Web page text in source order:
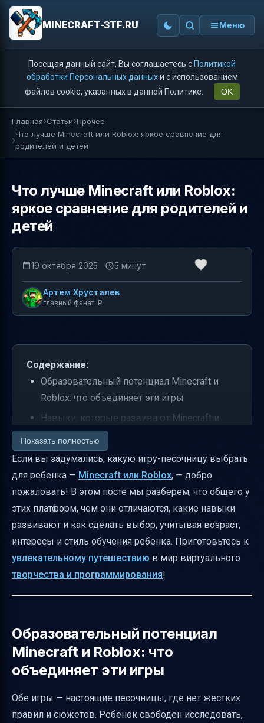
MINECRAFT-3TF.RU Меню
Посещая данный сайт, Вы соглашаетесь с Политикой
обработки Персональных данныхи с использованием
файлов cookie, указанных в данной Политике.
OK
Главная Статьи Прочее
Что лучше Minecraft или Roblox: яркое сравнение для
родителей и детей
Что лучше Minecraft или Roblox:
яркое сравнение для родителей и
детей
19 октября 2025 5 минут
Артем Хрусталев
главный фанат :P
Содержание:
Образовательный потенциал Minecraft и
Roblox: что объединяет эти игры
Навыки, которые развивают Minecraft и
Roblox: сходства и различия
Возраст, интересы и стиль обучения: как
выбрать игру
Особенности геймплея Roblox, которые
важны родителям
Особенности геймплея Minecraft для
творческого и проблемно-решательного
обучения
Различия в образовательной ценности для
коммуникации, кооперации и
Безопасность и родительский контроль: что
важно знать
Риски покупок и монетизации
Практические проекты для учебы на базе
Показать полностью
Если вы задумались, какую игру-песочницу выбрать
для ребенка — Minecraft или Roblox, — добро
пожаловать! В этом посте мы разберем, что общего у
этих платформ, чем они отличаются, какие навыки
развивают и как сделать выбор, учитывая возраст,
интересы и стиль обучения ребенка. Приготовьтесь к
увлекательному путешествию в мир виртуального
творчества и программирования!
Образовательный потенциал
Minecraft и Roblox: что
объединяет эти игры
Обе игры — настоящие песочницы, где нет жестких
правил и сюжетов. Ребенок свободен исследовать,